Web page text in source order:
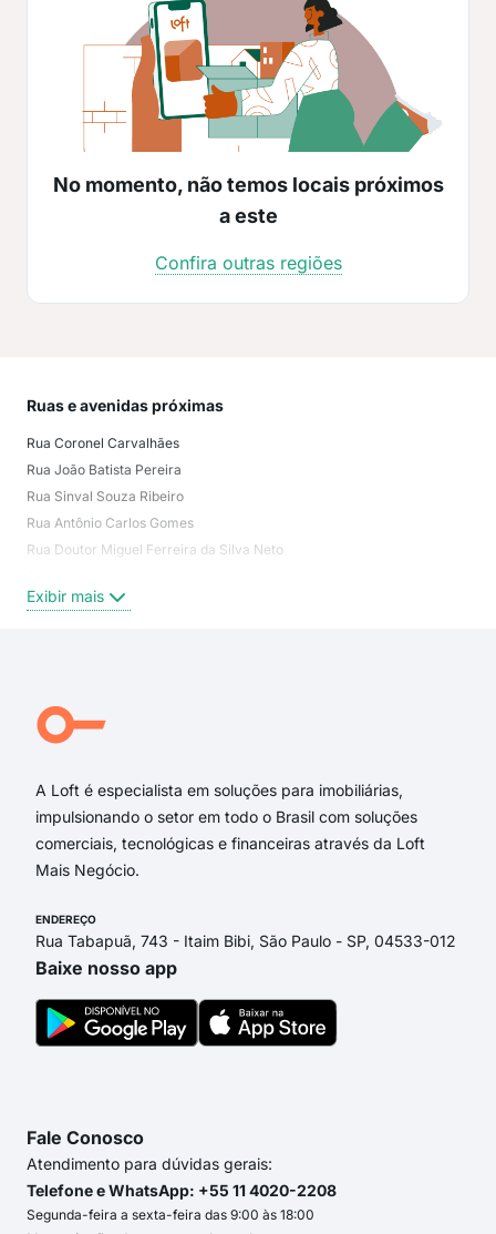
No momento, não temos locais próximos
a este
Confira outras regiões
Ruas e avenidas próximas
Rua Coronel Carvalhães
Rua João Batista Pereira
Rua Sinval Souza Ribeiro
Rua Antônio Carlos Gomes
Rua Doutor Miguel Ferreira da Silva Neto
Rua Coronel José Pereira
Avenida José Alves Pinto
Rua Luiz Antônio Fernandes Dias
Exibir mais
A Loft é especialista em soluções para imobiliárias,
impulsionando o setor em todo o Brasil com soluções
comerciais, tecnológicas e financeiras através da Loft
Mais Negócio.
ENDEREÇO
Rua Tabapuã, 743 - Itaim Bibi, São Paulo - SP, 04533-012
Baixe nosso app
Fale Conosco
Atendimento para dúvidas gerais:
Telefone e WhatsApp: +55 11 4020-2208
Segunda-feira a sexta-feira das 9:00 às 18:00